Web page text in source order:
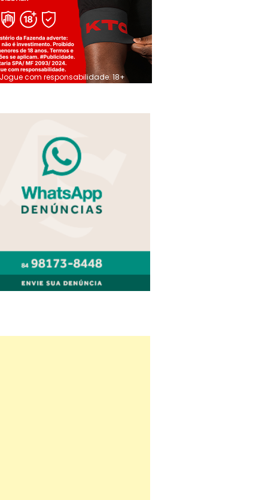
Jogue com responsabilidade. 18+